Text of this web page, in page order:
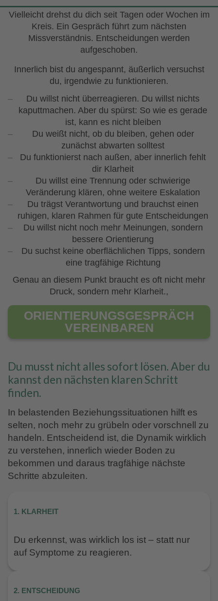
Vielleicht drehst du dich seit Tagen oder Wochen im
Kreis. Ein Gespräch führt zum nächsten
Missverständnis. Entscheidungen werden
aufgeschoben.
Innerlich bist du angespannt, äußerlich versuchst
du, irgendwie zu funktionieren.
Du willst nicht überreagieren. Du willst nichts
kaputtmachen. Aber du spürst: So wie es gerade
ist, kann es nicht bleiben
Du weißt nicht, ob du bleiben, gehen oder
zunächst abwarten solltest
Du funktionierst nach außen, aber innerlich fehlt
dir Klarheit
Du willst eine Trennung oder schwierige
Veränderung klären, ohne weitere Eskalation
Du trägst Verantwortung und brauchst einen
ruhigen, klaren Rahmen für gute Entscheidungen
Du willst nicht noch mehr Meinungen, sondern
bessere Orientierung
Du suchst keine oberflächlichen Tipps, sondern
eine tragfähige Richtung
Genau an diesem Punkt braucht es oft nicht mehr
Druck, sondern mehr Klarheit.,
ORIENTIERUNGS­GESPRÄCH
VEREINBAREN
Du musst nicht alles sofort lösen. Aber du
kannst den nächsten klaren Schritt
finden.
In belastenden Beziehungssituationen hilft es
selten, noch mehr zu grübeln oder vorschnell zu
handeln. Entscheidend ist, die Dynamik wirklich
zu verstehen, innerlich wieder Boden zu
bekommen und daraus tragfähige nächste
Schritte abzuleiten.
1. KLARHEIT
Du erkennst, was wirklich los ist – statt nur
auf Symptome zu reagieren.
2. ENTSCHEIDUNG